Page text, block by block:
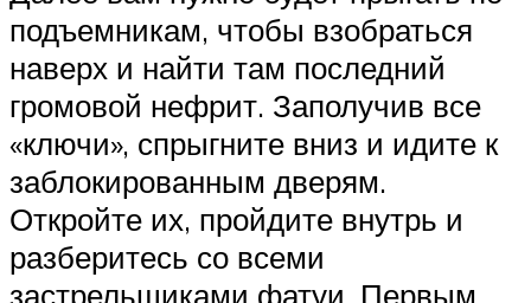
подъемникам, чтобы взобраться
наверх и найти там последний
громовой нефрит. Заполучив все
«ключи», спрыгните вниз и идите к
заблокированным дверям.
Откройте их, пройдите внутрь и
разберитесь со всеми
застрельщиками фатуи. Первым